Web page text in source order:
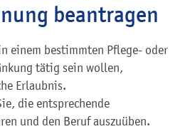
beantragen
einem bestimmten Pflege- oder
tätig sein wollen,
Erlaubnis.
die entsprechende
und den Beruf auszuüben.